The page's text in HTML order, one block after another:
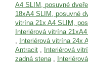
A4 SLIM, posuvné
18xA4 SLIM, posuvné
vitrína 21x A4 SLIM,
Interiérová vitrína
,
Interiérová vitrína 24x
Antracit ,
Interiérová
zadná stena ,